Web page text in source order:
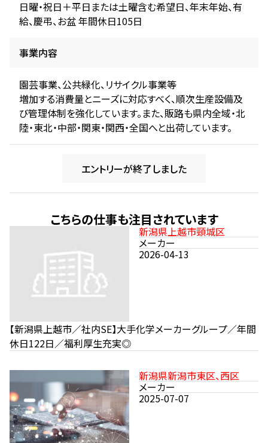
日曜・祝日＋平日または土曜含む希望日、年末年始、有
給、慶弔、お盆 年間休日105日
事業内容
園芸事業、公共緑化、リサイクル事業等
増加する消費量とニーズに対応すべく、順次生産設備及
び管理体制を強化しています。また、販路も県内全域・北
陸・東北・中部・関東・関西・全国へと出荷しています。
エントリーが終了しました
こちらの仕事も注目されています
新潟県上越市頸城区
メーカー
2026-04-13
【新潟県上越市／社内SE】大手化学メーカーグループ／年間
休日122日／福利厚生充実◎
新潟県新潟市東区、西区
メーカー
2025-07-07